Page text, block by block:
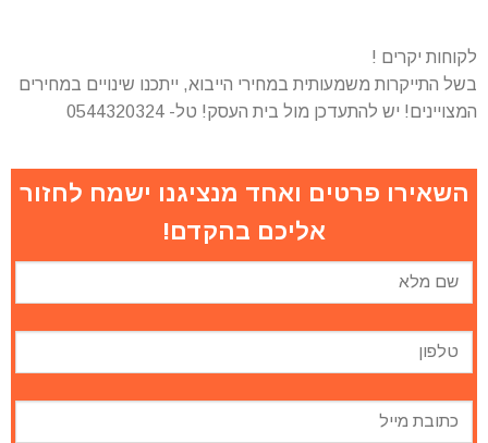
לקוחות יקרים !
בשל התייקרות משמעותית במחירי הייבוא, ייתכנו שינויים במחירים
המצויינים! יש להתעדכן מול בית העסק! טל- 0544320324
השאירו פרטים ואחד מנציגנו ישמח לחזור
אליכם בהקדם!